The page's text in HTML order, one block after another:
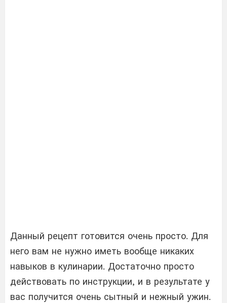
Данный рецепт готовится очень просто. Для
него вам не нужно иметь вообще никаких
навыков в кулинарии. Достаточно просто
действовать по инструкции, и в результате у
вас получится очень сытный и нежный ужин.